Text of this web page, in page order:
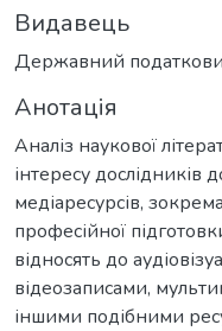
Видавець
Державний
Анотація
Аналіз наукової
інтересу
медіаресурсів,
професійної
відносять до
відеозаписами,
іншими подібними